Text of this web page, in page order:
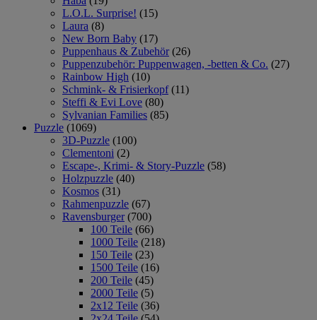
L.O.L. Surprise! (15)
Laura (8)
New Born Baby (17)
Puppenhaus & Zubehör (26)
Puppenzubehör: Puppenwagen, -betten & Co. (27)
Rainbow High (10)
Schmink- & Frisierkopf (11)
Steffi & Evi Love (80)
Sylvanian Families (85)
Puzzle (1069)
3D-Puzzle (100)
Clementoni (2)
Escape-, Krimi- & Story-Puzzle (58)
Holzpuzzle (40)
Kosmos (31)
Rahmenpuzzle (67)
Ravensburger (700)
100 Teile (66)
1000 Teile (218)
150 Teile (23)
1500 Teile (16)
200 Teile (45)
2000 Teile (5)
2x12 Teile (36)